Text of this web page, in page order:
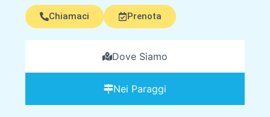
Chiamaci Prenota
Dove Siamo
Nei Paraggi